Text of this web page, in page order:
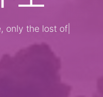
only the lost of